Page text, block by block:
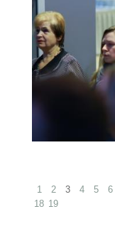
1 2 3 4 5 6
18 19